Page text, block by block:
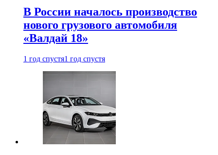
В России началось производство
нового грузового автомобиля
«Валдай 18»
1 год спустя1 год спустя